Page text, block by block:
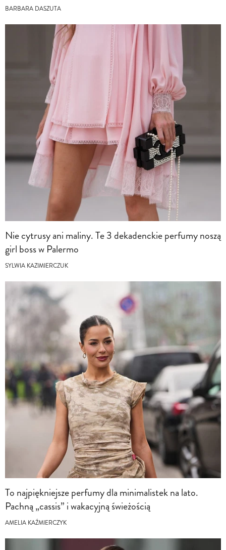
BARBARA DASZUTA
Nie cytrusy ani maliny. Te 3 dekadenckie perfumy noszą
girl boss w Palermo
SYLWIA KAZIMIERCZUK
To najpiękniejsze perfumy dla minimalistek na lato.
Pachną „cassis” i wakacyjną świeżością
AMELIA KAŹMIERCZYK